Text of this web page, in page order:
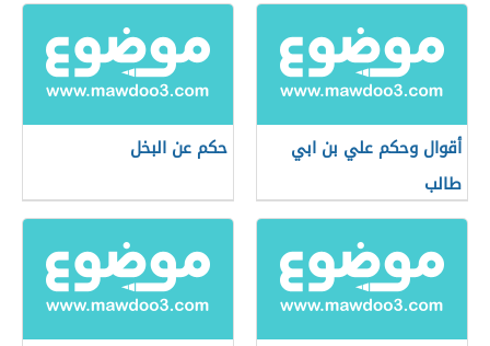
أقوال وحكم علي بن ابي
طالب
حكم عن البخل